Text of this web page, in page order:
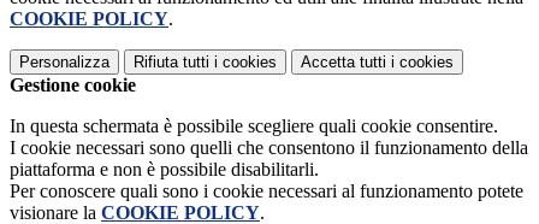
COOKIE POLICY.
Personalizza Rifiuta tutti i cookies Accetta tutti i cookies
Gestione cookie
In questa schermata è possibile scegliere quali cookie consentire.
I cookie necessari sono quelli che consentono il funzionamento della
piattaforma e non è possibile disabilitarli.
Per conoscere quali sono i cookie necessari al funzionamento potete
visionare la COOKIE POLICY.